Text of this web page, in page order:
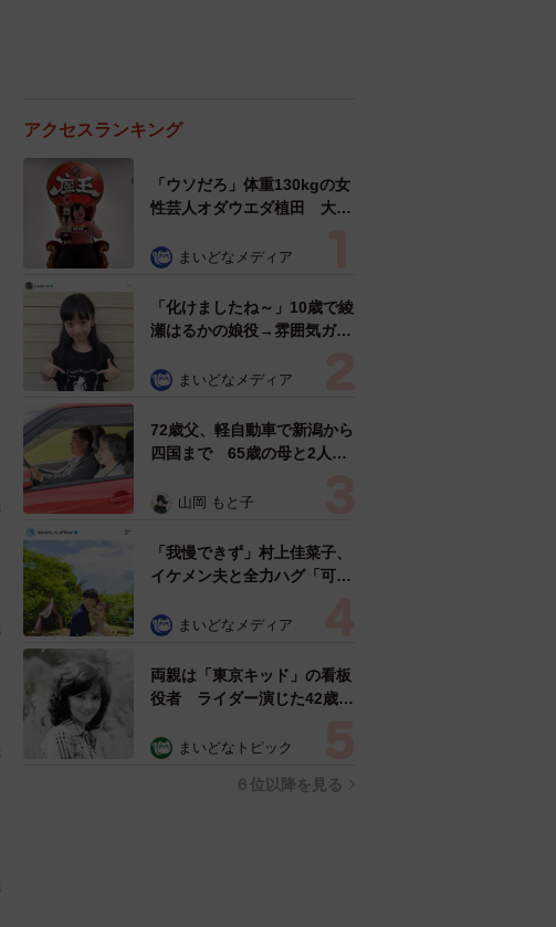
アクセスランキング
「ウソだろ」体重130kgの女
性芸人オダウエダ植田 大学
で」 まいどなメディア
「化けましたね～」10歳で綾
瀬はるかの娘役→雰囲気ガラ
雰囲気が」「宝塚に入れそ
まいどなメディア
72歳父、軽自動車で新潟から
四国まで 65歳の母と2人で
憩まで分刻み… 「大学生で
山岡 もと子
「我慢できず」村上佳菜子、
イケメン夫と全力ハグ「可愛
まいどなメディア
両親は「東京キッド」の看板
役者 ライダー演じた42歳元
ングフォト」計画を明言
まいどなトピック
６位以降を見る